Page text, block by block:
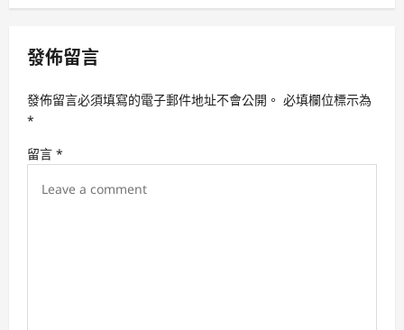
v
g
t
發佈留言
發佈留言必須填寫的電子郵件地址不會公開。 必填欄位標示為
*
留言 *